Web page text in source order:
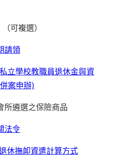
可複選）
請領
立學校教職員退休金與資
案申辦)
選之保險商品
法令
休撫卹資遣計算方式